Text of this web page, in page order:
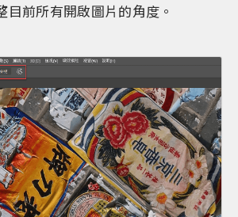
目前所有開啟圖片的角度。